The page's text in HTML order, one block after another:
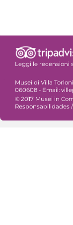
Leggi le recensioni
Musei di Villa
060608 - Email:
© 2017 Musei in
Responsabilidades /